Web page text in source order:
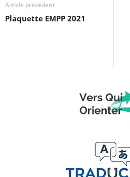
Article précédent
Plaquette EMPP 2021